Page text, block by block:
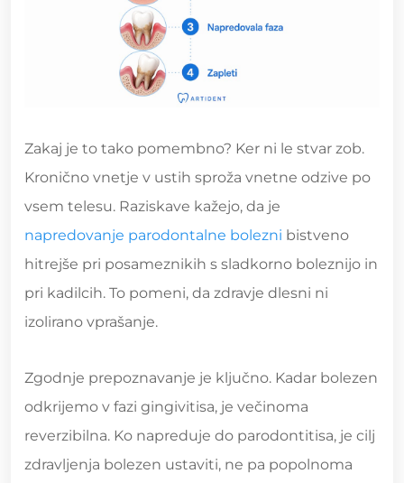
Zakaj je to tako pomembno? Ker ni le stvar zob.
Kronično vnetje v ustih sproža vnetne odzive po
vsem telesu. Raziskave kažejo, da je
napredovanje parodontalne bolezni bistveno
hitrejše pri posameznikih s sladkorno boleznijo in
pri kadilcih. To pomeni, da zdravje dlesni ni
izolirano vprašanje.
Zgodnje prepoznavanje je ključno. Kadar bolezen
odkrijemo v fazi gingivitisa, je večinoma
reverzibilna. Ko napreduje do parodontitisa, je cilj
zdravljenja bolezen ustaviti, ne pa popolnoma